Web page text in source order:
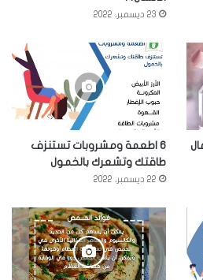
23 ديسمبر، 2022
6 اطعمة ومشروبات تستنزف
طاقتك وتشعرك بالخمول
22 ديسمبر، 2022